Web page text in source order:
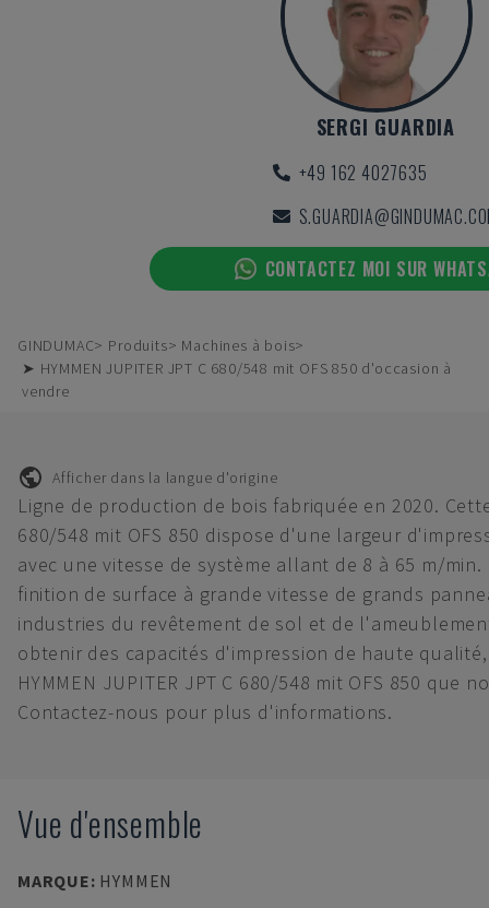
SERGI GUARDIA
+49 162 4027635
CONTACTEZ MOI SUR
GINDUMAC Produits
Machines à bois
➤ HYMMEN JUPITER JPT C 680/548 mit OFS 850 d'occasion à
vendre
Afficher dans la langue d'origine
Ligne de production de bois fabriquée en 2020. Cette
680/548 mit OFS 850 dispose d'une largeur
avec une vitesse de système allant de 8 à 65 m/
finition de surface à grande vitesse de grands
industries du revêtement de sol et de
obtenir des capacités d'impression de haute
HYMMEN JUPITER JPT C 680/548 mit OFS 850 que
Contactez-nous pour plus d'informations.
Vue d'ensemble
MARQUE: HYMMEN